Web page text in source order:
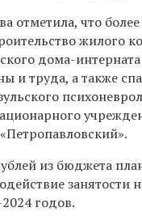
отметила, что
жилого
дома-
и труда, а также
из бюджета
занятости
годов.